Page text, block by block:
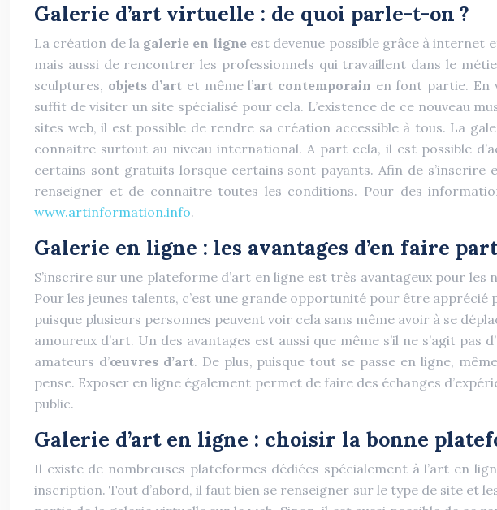
Galerie d’art virtuelle : de quoi parle-t-on ?
La création de la galerie en ligneest devenue possible grâce à internet
mais aussi de rencontrer les professionnels qui travaillent dans le
sculptures, objets d’art et même l’art contemporain en font partie. En
suffit de visiter un site spécialisé pour cela. L’existence de ce nouveau
sites web, il est possible de rendre sa création accessible à tous. La
connaitre surtout au niveau international. A part cela, il est possible
certains sont gratuits lorsque certains sont payants. Afin de
renseigner et de connaitre toutes les conditions. Pour des
www.artinformation.info.
Galerie en ligne : les avantages d’en faire
S’inscrire sur une plateforme d’art en ligne est très avantageux pour
Pour les jeunes talents, c’est une grande opportunité pour être
puisque plusieurs personnes peuvent voir cela sans même avoir à se
amoureux d’art. Un des avantages est aussi que même s’il ne s’agit
amateurs d’œuvres d’art. De plus, puisque tout se passe en ligne,
pense. Exposer en ligne également permet de faire des échanges
public.
Galerie d’art en ligne : choisir la bonne
Il existe de nombreuses plateformes dédiées spécialement à l’art en
inscription. Tout d’abord, il faut bien se renseigner sur le type de site et